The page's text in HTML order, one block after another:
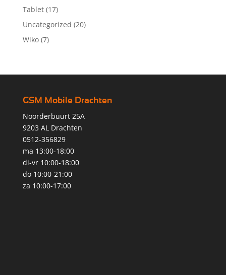
Tablet (17)
Uncategorized (20)
Wiko (7)
GSM Mobile Drachten
Noorderbuurt 25A
9203 AL Drachten
0512-356829
ma 13:00-18:00
di-vr 10:00-18:00
do 10:00-21:00
za 10:00-17:00